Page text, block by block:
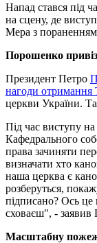
Напад стався під
на сцену, де
Мера з
Порошенко
Президент Петро
нагоди отримання
церкви України.
Під час виступу
Кафедрального
права зачиняти
визначати хто
наша церква є
розберуться,
підписано? Ось це
сховаєш", -
Масштабну